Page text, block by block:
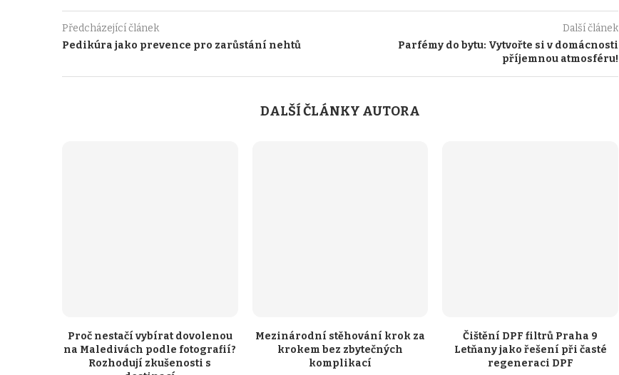
Předcházející článek
Pedikúra jako prevence pro zarůstání nehtů
Další článek
Parfémy do bytu: Vytvořte si v domácnosti
příjemnou atmosféru!
DALŠÍ ČLÁNKY AUTORA
Proč nestačí vybírat dovolenou
na Maledivách podle fotografií?
Rozhodují zkušenosti s
Mezinárodní stěhování krok za
krokem bez zbytečných
komplikací
Čištění DPF filtrů Praha 9
Letňany jako řešení při časté
regeneraci DPF